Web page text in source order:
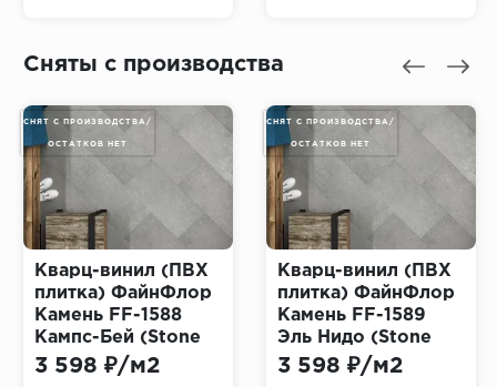
Сняты с производства
СНЯТ С ПРОИЗВОДСТВА/
ОСТАТКОВ НЕТ
Кварц-винил (ПВХ
плитка) ФайнФлор
Камень FF-1588
Кампс-Бей (Stone
Fine Floor)
3 598 ₽/м2
СНЯТ С ПРОИЗВОДСТВА/
ОСТАТКОВ НЕТ
Кварц-винил (ПВХ
плитка) ФайнФлор
Камень FF-1589
Эль Нидо (Stone
Fine Floor)
3 598 ₽/м2